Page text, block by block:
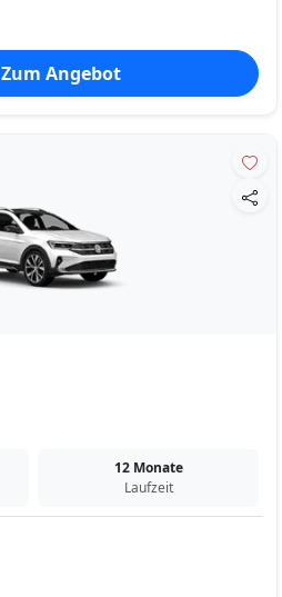
Zum Angebot
12 Monate
Laufzeit